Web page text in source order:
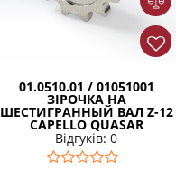
01.0510.01 / 01051001
ЗІРОЧКА НА
ШЕСТИГРАННЫЙ ВАЛ Z-12
CAPELLO QUASAR
Відгуків: 0